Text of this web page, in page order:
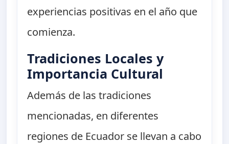
experiencias positivas en el año que
comienza.
Tradiciones Locales y
Importancia Cultural
Además de las tradiciones
mencionadas, en diferentes
regiones de Ecuador se llevan a cabo